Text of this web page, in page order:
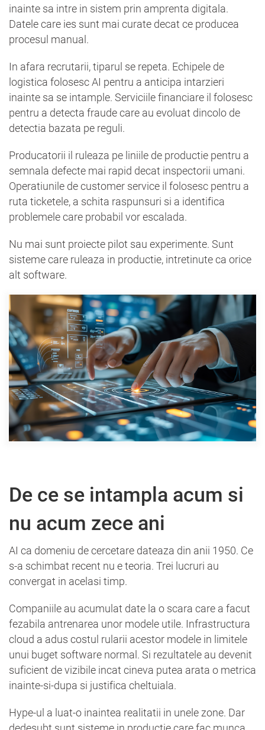
inainte sa intre in sistem prin amprenta digitala.
Datele care ies sunt mai curate decat ce producea
procesul manual.
In afara recrutarii, tiparul se repeta. Echipele de
logistica folosesc AI pentru a anticipa intarzieri
inainte sa se intample. Serviciile financiare il folosesc
pentru a detecta fraude care au evoluat dincolo de
detectia bazata pe reguli.
Producatorii il ruleaza pe liniile de productie pentru a
semnala defecte mai rapid decat inspectorii umani.
Operatiunile de customer service il folosesc pentru a
ruta ticketele, a schita raspunsuri si a identifica
problemele care probabil vor escalada.
Nu mai sunt proiecte pilot sau experimente. Sunt
sisteme care ruleaza in productie, intretinute ca orice
alt software.
De ce se intampla acum si
nu acum zece ani
AI ca domeniu de cercetare dateaza din anii 1950. Ce
s-a schimbat recent nu e teoria. Trei lucruri au
convergat in acelasi timp.
Companiile au acumulat date la o scara care a facut
fezabila antrenarea unor modele utile. Infrastructura
cloud a adus costul rularii acestor modele in limitele
unui buget software normal. Si rezultatele au devenit
suficient de vizibile incat cineva putea arata o metrica
inainte-si-dupa si justifica cheltuiala.
Hype-ul a luat-o inaintea realitatii in unele zone. Dar